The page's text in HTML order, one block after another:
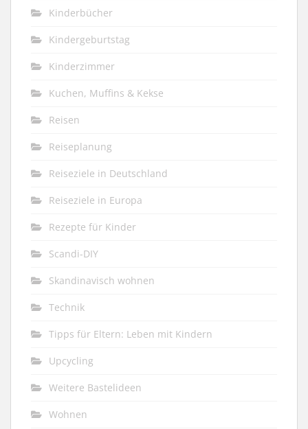
Kinderbücher
Kindergeburtstag
Kinderzimmer
Kuchen, Muffins & Kekse
Reisen
Reiseplanung
Reiseziele in Deutschland
Reiseziele in Europa
Rezepte für Kinder
Scandi-DIY
Skandinavisch wohnen
Technik
Tipps für Eltern: Leben mit Kindern
Upcycling
Weitere Bastelideen
Wohnen